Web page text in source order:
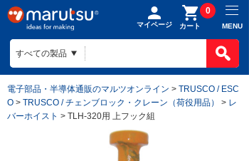
マイページ カート
0
MENU
電子部品・半導体通販のマルツオンライン > TRUSCO / ESC
O > TRUSCO / チェンブロック・クレーン（荷役用品） > レ
バーホイスト > TLH-320用 上フック組